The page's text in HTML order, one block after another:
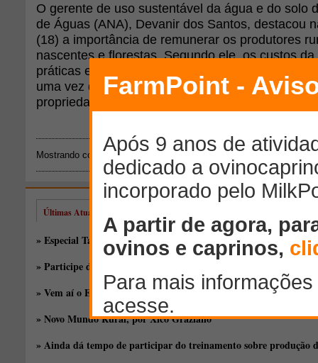
O gerente de uso sustentável da água e do solo
de Águas (ANA), Devanir dos Santos, destacou
(18) a importância de remunerar os produtores
nascentes e florestas. Segundo ele, os custos
práticas e manejos sustentáveis não podem
uma vez que os benefícios dessas ações
propriedades.
Mostrando conteúdos: 1 - 1 de 1 para
Últimas Atualizações
» Especial Taça de Silagem: novos híbridos, antigas discussões
» Participe do EducaPoint Day, o melhor evento online gratuito!
» Vem aí o EducaPoint!
» Novo Mundo Rural, por Xico Graziano
» Ainda dá tempo de participar do treinamento sobre produção